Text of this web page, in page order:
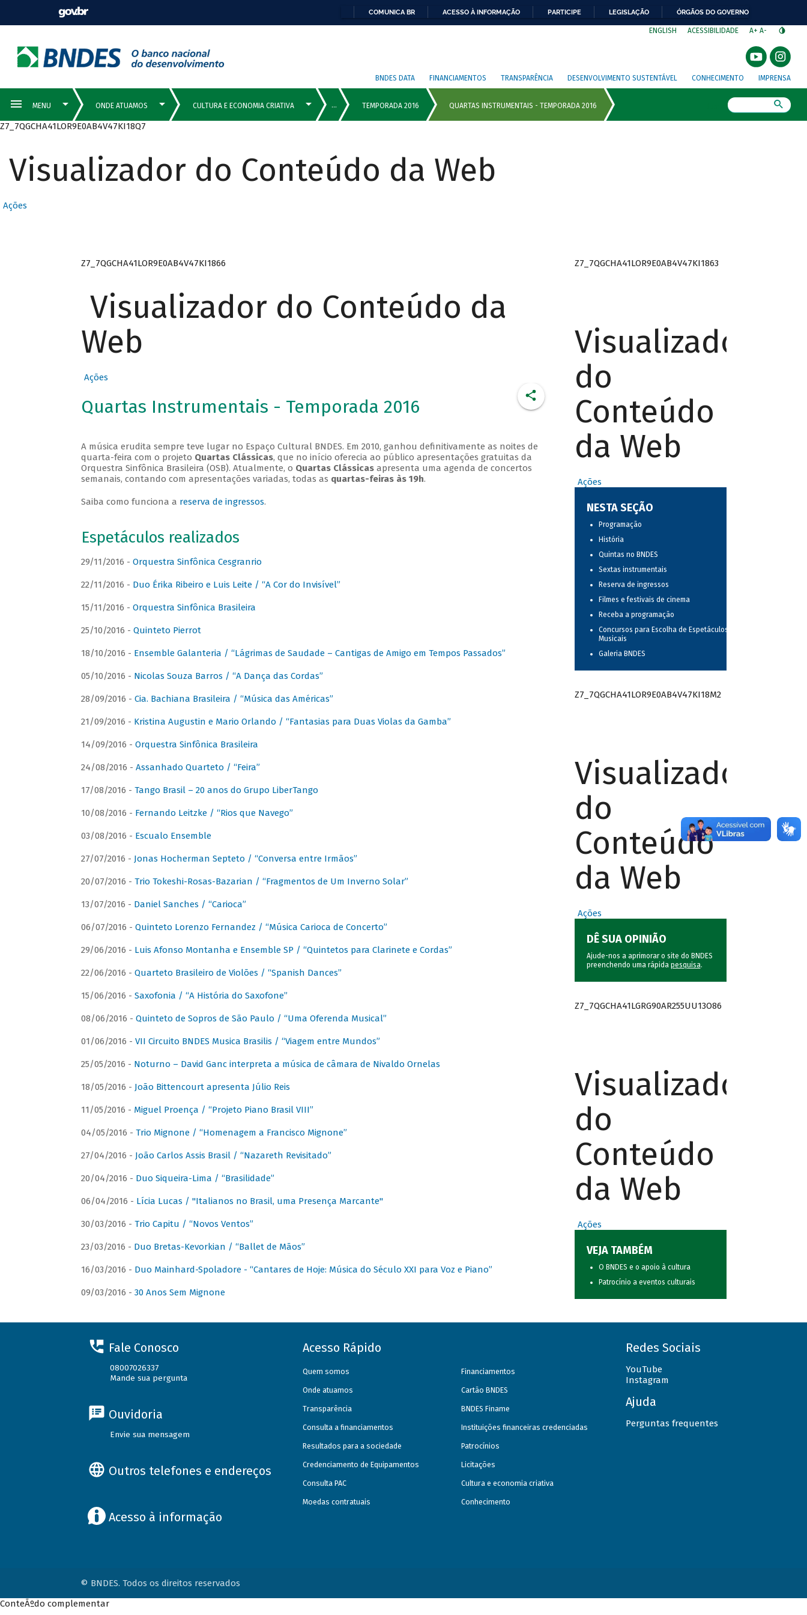
COMUNICA BR ACESSO À INFORMAÇÃO PARTICIPE LEGISLAÇÃO ÓRGÃOS DO GOVERNO
ENGLISH ACESSIBILIDADE A+ A-
BNDES DATA FINANCIAMENTOS TRANSPARÊNCIA DESENVOLVIMENTO SUSTENTÁVEL CONHECIMENTO IMPRENSA
Z7_7QGCHA41LOR9E0AB4V47KI18Q7
Visualizador do Conteúdo da Web
Ações
Z7_7QGCHA41LOR9E0AB4V47KI1866
Visualizador do Conteúdo da
Web
Ações
Quartas Instrumentais - Temporada 2016
A música erudita sempre teve lugar no Espaço Cultural BNDES. Em 2010, ganhou definitivamente as noites de
quarta-feira com o projeto Quartas Clássicas, que no início oferecia ao público apresentações gratuitas da
Orquestra Sinfônica Brasileira (OSB). Atualmente, o Quartas Clássicasapresenta uma agenda de concertos
semanais, contando com apresentações variadas, todas as quartas-feiras às 19h.
Saiba como funciona a reserva de ingressos.
Espetáculos realizados
29/11/2016 - Orquestra Sinfônica Cesgranrio
22/11/2016 - Duo Érika Ribeiro e Luis Leite / “A Cor do Invisível”
15/11/2016 - Orquestra Sinfônica Brasileira
25/10/2016 - Quinteto Pierrot
18/10/2016 - Ensemble Galanteria / “Lágrimas de Saudade – Cantigas de Amigo em Tempos Passados”
05/10/2016 - Nicolas Souza Barros / “A Dança das Cordas”
28/09/2016 - Cia. Bachiana Brasileira / “Música das Américas”
21/09/2016 - Kristina Augustin e Mario Orlando / “Fantasias para Duas Violas da Gamba”
14/09/2016 - Orquestra Sinfônica Brasileira
24/08/2016 - Assanhado Quarteto / “Feira”
17/08/2016 - Tango Brasil – 20 anos do Grupo LiberTango
10/08/2016 - Fernando Leitzke / “Rios que Navego”
03/08/2016 - Escualo Ensemble
27/07/2016 - Jonas Hocherman Septeto / “Conversa entre Irmãos”
20/07/2016 - Trio Tokeshi-Rosas-Bazarian / “Fragmentos de Um Inverno Solar”
13/07/2016 - Daniel Sanches / “Carioca”
06/07/2016 - Quinteto Lorenzo Fernandez / “Música Carioca de Concerto”
29/06/2016 - Luis Afonso Montanha e Ensemble SP / “Quintetos para Clarinete e Cordas”
22/06/2016 - Quarteto Brasileiro de Violões / “Spanish Dances”
15/06/2016 - Saxofonia / “A História do Saxofone”
08/06/2016 - Quinteto de Sopros de São Paulo / “Uma Oferenda Musical”
01/06/2016 - VII Circuito BNDES Musica Brasilis / “Viagem entre Mundos”
25/05/2016 - Noturno – David Ganc interpreta a música de câmara de Nivaldo Ornelas
18/05/2016 - João Bittencourt apresenta Júlio Reis
11/05/2016 - Miguel Proença / “Projeto Piano Brasil VIII”
04/05/2016 - Trio Mignone / “Homenagem a Francisco Mignone”
27/04/2016 - João Carlos Assis Brasil / “Nazareth Revisitado”
20/04/2016 - Duo Siqueira-Lima / “Brasilidade”
06/04/2016 - Lícia Lucas / "Italianos no Brasil, uma Presença Marcante"
30/03/2016 - Trio Capitu / “Novos Ventos”
23/03/2016 - Duo Bretas-Kevorkian / “Ballet de Mãos”
16/03/2016 - Duo Mainhard-Spoladore - “Cantares de Hoje: Música do Século XXI para Voz e Piano”
09/03/2016 - 30 Anos Sem Mignone
Z7_7QGCHA41LOR9E0AB4V47KI1863
Visualizador
do
Conteúdo
da Web
Ações
NESTA SEÇÃO
Programação
História
Quintas no BNDES
Sextas instrumentais
Reserva de ingressos
Filmes e festivais de cinema
Receba a programação
Concursos para Escolha de Espetáculos
Musicais
Galeria BNDES
Z7_7QGCHA41LOR9E0AB4V47KI18M2
Visualizador
do
Conteúdo
da Web
Ações
DÊ SUA OPINIÃO
Ajude-nos a aprimorar o site do BNDES
preenchendo uma rápida pesquisa.
Z7_7QGCHA41LGRG90AR255UU13O86
Visualizador
do
Conteúdo
da Web
Ações
VEJA TAMBÉM
O BNDES e o apoio à cultura
Patrocínio a eventos culturais
Fale Conosco
08007026337
Mande sua pergunta
Ouvidoria
Envie sua mensagem
Outros telefones e endereços
Acesso à informação
Acesso Rápido
Quem somos
Onde atuamos
Transparência
Consulta a financiamentos
Resultados para a sociedade
Credenciamento de Equipamentos
Consulta PAC
Moedas contratuais
Financiamentos
Cartão BNDES
BNDES Finame
Instituições financeiras credenciadas
Patrocínios
Licitações
Cultura e economia criativa
Conhecimento
Redes Sociais
YouTube
Instagram
Ajuda
Perguntas frequentes
© BNDES. Todos os direitos reservados
ConteÃºdo complementar